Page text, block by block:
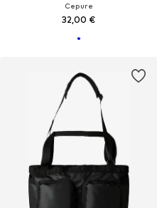
Cepure
32,00 €